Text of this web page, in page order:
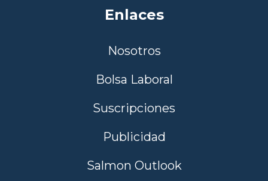
Enlaces
Nosotros
Bolsa Laboral
Suscripciones
Publicidad
Salmon Outlook